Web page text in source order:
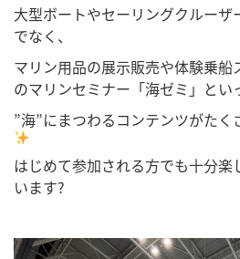
大型ボートやセーリングクルー
でなく、
マリン用品の展示販売や体験乗
のマリンセミナー「海ゼミ」とい
”海”にまつわるコンテンツがた
はじめて参加される方でも十分楽
います?